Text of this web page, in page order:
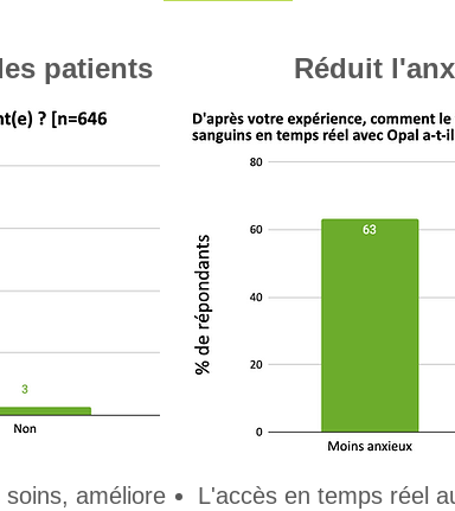
patients Réduit
améliore
L'accès en temps réel